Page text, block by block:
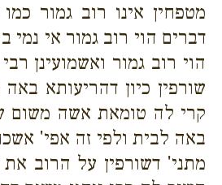
מטפחין אינו רוב גמור
דברים הוי רוב גמור אי
הוי רוב גמור ואשמועינן
שורפין כיון דהריעותא
קרי לה טומאת אשה משום
באה לבית ולפי זה אפי'
מתני' דשורפין על הרוב